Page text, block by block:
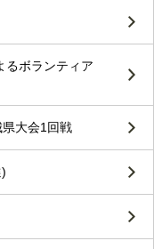
るボランティア
大会1回戦